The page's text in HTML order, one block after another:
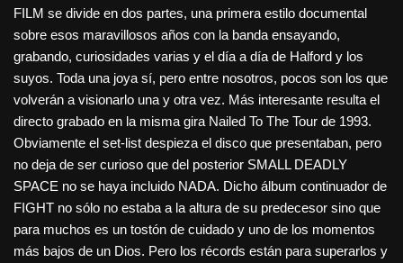
FILM se divide en dos partes, una primera estilo documental
sobre esos maravillosos años con la banda ensayando,
grabando, curiosidades varias y el día a día de Halford y los
suyos. Toda una joya sí, pero entre nosotros, pocos son los que
volverán a visionarlo una y otra vez. Más interesante resulta el
directo grabado en la misma gira Nailed To The Tour de 1993.
Obviamente el set-list despieza el disco que presentaban, pero
no deja de ser curioso que del posterior SMALL DEADLY
SPACE no se haya incluido NADA. Dicho álbum continuador de
FIGHT no sólo no estaba a la altura de su predecesor sino que
para muchos es un tostón de cuidado y uno de los momentos
más bajos de un Dios. Pero los récords están para superarlos y